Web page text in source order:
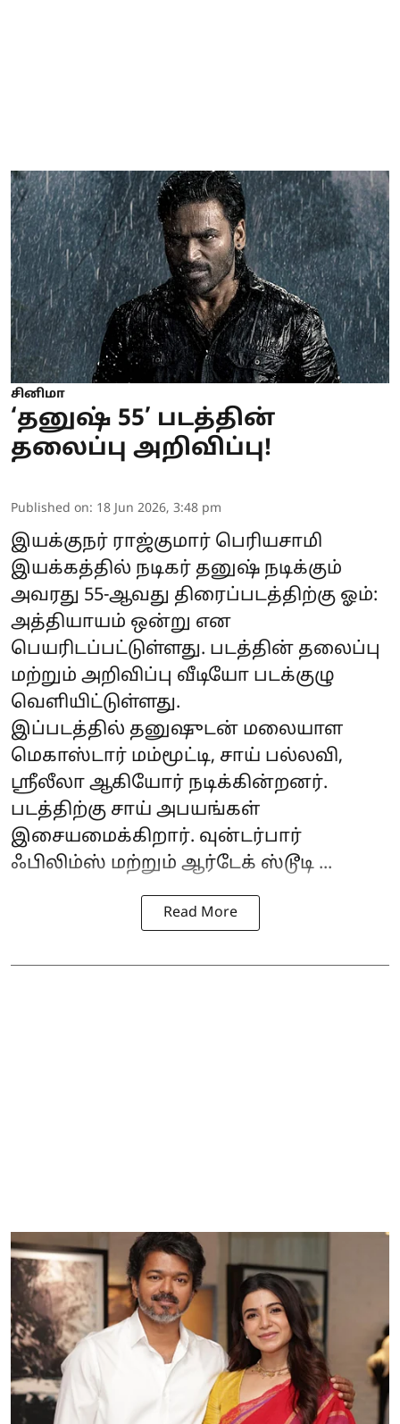
சினிமா
‘தனுஷ் 55’ படத்தின்
தலைப்பு அறிவிப்பு!
Published on: 18 Jun 2026, 3:48 pm
இயக்குநர் ராஜ்குமார் பெரியசாமி
இயக்கத்தில் நடிகர் தனுஷ் நடிக்கும்
அவரது 55-ஆவது திரைப்படத்திற்கு ஓம்:
அத்தியாயம் ஒன்று என
பெயரிடப்பட்டுள்ளது. படத்தின் தலைப்பு
மற்றும் அறிவிப்பு வீடியோ படக்குழு
வெளியிட்டுள்ளது.
இப்படத்தில் தனுஷுடன் மலையாள
மெகாஸ்டார் மம்மூட்டி, சாய் பல்லவி,
ஸ்ரீலீலா ஆகியோர் நடிக்கின்றனர்.
படத்திற்கு சாய் அபயங்கள்
இசையமைக்கிறார். வுன்டர்பார்
ஃபிலிம்ஸ் மற்றும் ஆர்டேக் ஸ்டூடி ...
Read More